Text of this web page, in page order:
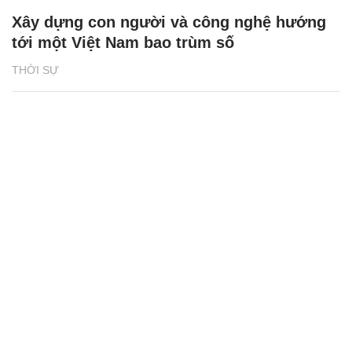
THỜI SỰ
Xây dựng con người và công nghệ hướng
tới một Việt Nam bao trùm số